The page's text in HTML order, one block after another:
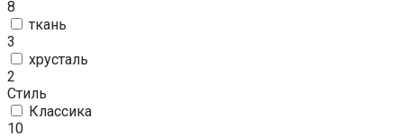
8
ткань
3
хрусталь
2
Стиль
Классика
10